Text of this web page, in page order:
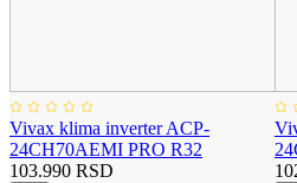
Vivax klima inverter ACP-
24CH70AEMI PRO R32
103.990 RSD